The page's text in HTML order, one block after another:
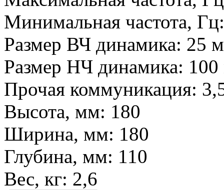
Минимальная частота,
Размер ВЧ динамика: 25
Размер НЧ динамика:
Прочая коммуникация:
Высота, мм: 180
Ширина, мм: 180
Глубина, мм: 110
Вес, кг: 2,6